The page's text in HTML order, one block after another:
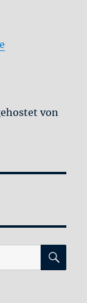
von